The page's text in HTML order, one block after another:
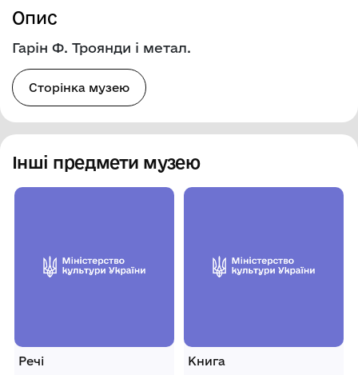
Опис
Гарін Ф. Троянди і метал.
Сторінка музею
Інші предмети музею
Речі Книга